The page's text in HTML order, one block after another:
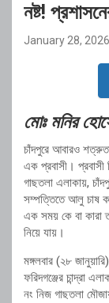
নষ্ট!
January 28, 2026
মোঃ মনির
চাঁদপুরে আবারও
এক প্রবাসী। প্রবাসী
গাছতলা এলাকায়,
সম্পত্তিতে আলু চাষ
এক সময় কে বা কারা
নিয়ে যায়।
মঙ্গলবার (২৮
ফরিদগঞ্জের চান্দ্রা
নং নিজ গাছতলা